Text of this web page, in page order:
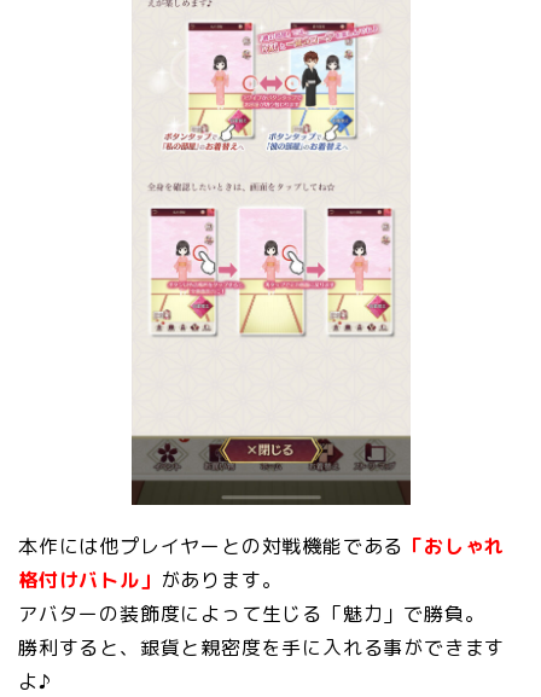
本作には他プレイヤーとの対戦機能である 「おしゃれ
格付けバトル」 があります。
アバターの装飾度によって生じる「魅力」で勝負。
勝利すると、銀貨と親密度を手に入れる事ができます
よ♪